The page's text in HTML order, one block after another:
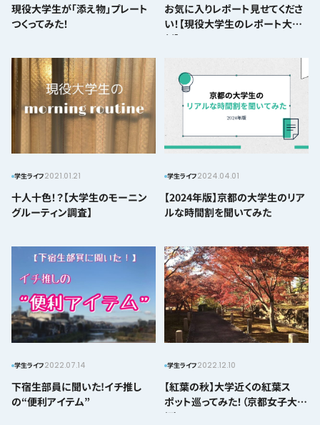
現役大学生が「添え物」プレート
つくってみた！
お気に入りレポート見せてくださ
い！【現役大学生のレポート大解
剖】
学生ライフ2021.01.21
十人十色！？【大学生のモーニン
グルーティン調査】
学生ライフ2024.04.01
【2024年版】京都の大学生のリア
ルな時間割を聞いてみた
学生ライフ2022.07.14
下宿生部員に聞いた!イチ推し
の“便利アイテム”
学生ライフ2022.12.10
【紅葉の秋】大学近くの紅葉ス
ポット巡ってみた！（京都女子大学
編）